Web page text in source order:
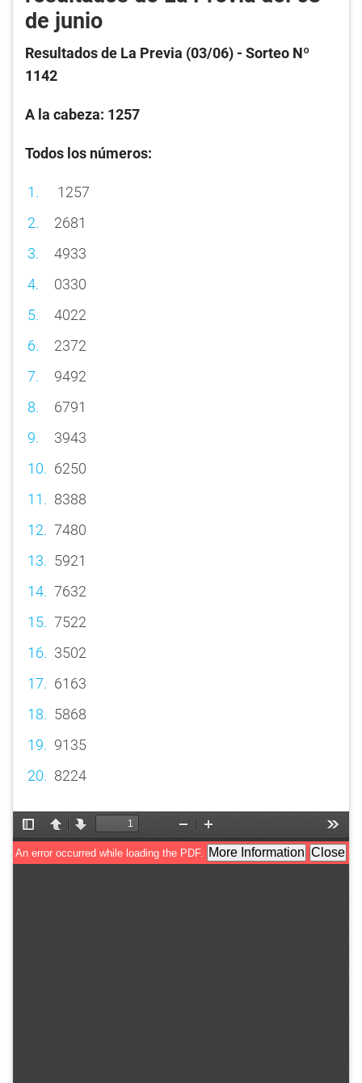
de junio
Resultados de La Previa (03/06) - Sorteo Nº
1142
A la cabeza: 1257
Todos los números:
1257
2681
4933
0330
4022
2372
9492
6791
3943
6250
8388
7480
5921
7632
7522
3502
6163
5868
9135
8224